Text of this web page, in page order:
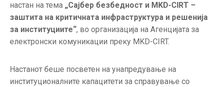
ЈАВНИ
НАБАВКИ
настан на тема „Сајбер безбедност и MKD-CIRT –
заштита на критичната инфраструктура и решенија
за институциите“, во организација на Агенцијата за
електронски комуникации преку MKD-CIRT.
Настанот беше посветен на унапредување на
институционалните капацитети за справување со